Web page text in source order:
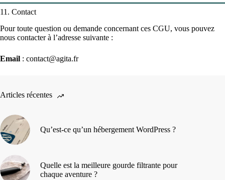
11. Contact
Pour toute question ou demande concernant ces CGU, vous pouvez
nous contacter à l’adresse suivante :
Email : contact@agita.fr
Articles récentes
Qu’est-ce qu’un hébergement WordPress ?
Quelle est la meilleure gourde filtrante pour
chaque aventure ?